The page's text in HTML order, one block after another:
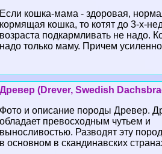
Если кошка-мама - здоровая,
кормящая кошка, то котят до 3-х-
возраста подкармливать не надо.
надо только маму. Причем
Древер (Drever, Swedish
Фото и описание породы Древер.
обладает превосходным чутьем и
выносливостью. Разводят эту
в основном в скандинавских